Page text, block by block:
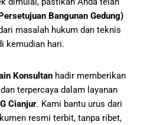
Bangunan Gedung)
masalah hukum dan teknis
kemudian hari.
Konsultanhadir memberikan
terpercaya dalam layanan
Cianjur. Kami bantu urus dari
resmi terbit, tanpa ribet,